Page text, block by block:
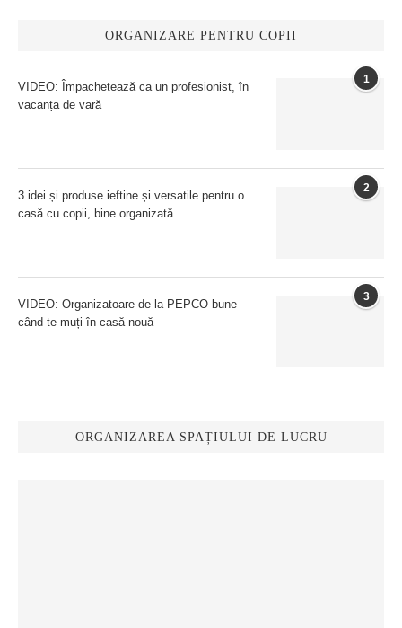
ORGANIZARE PENTRU COPII
1
VIDEO: Împachetează ca un profesionist, în
vacanța de vară
2
3 idei și produse ieftine și versatile pentru o
casă cu copii, bine organizată
3
VIDEO: Organizatoare de la PEPCO bune
când te muți în casă nouă
ORGANIZAREA SPAȚIULUI DE LUCRU